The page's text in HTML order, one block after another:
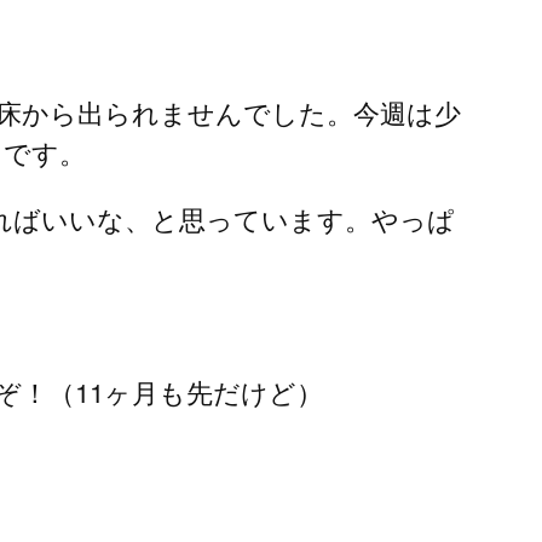
から出られませんでした。今週は少
す。
いいな、と思っています。やっぱ
（11ヶ月も先だけど）